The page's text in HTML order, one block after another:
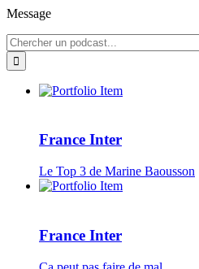
Message
France Inter
Le Top 3 de Marine Baousson
France Inter